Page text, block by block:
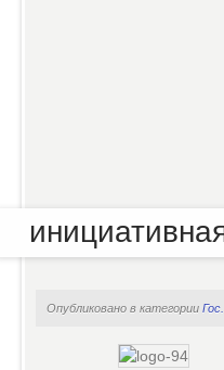
Опубликовано в категории